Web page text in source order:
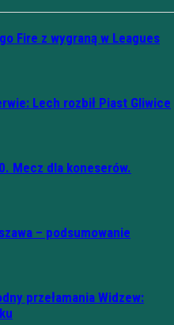
Fire z wygraną w Leagues
Lech rozbił Piast Gliwice
Mecz dla koneserów.
– podsumowanie
przełamania Widzew: